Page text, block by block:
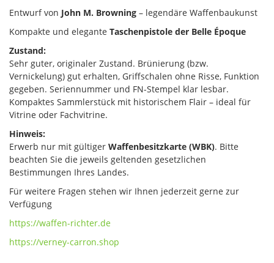
Entwurf von John M. Browning – legendäre Waffenbaukunst
Kompakte und elegante Taschenpistole der Belle Époque
Zustand:
Sehr guter, originaler Zustand. Brünierung (bzw.
Vernickelung) gut erhalten, Griffschalen ohne Risse, Funktion
gegeben. Seriennummer und FN-Stempel klar lesbar.
Kompaktes Sammlerstück mit historischem Flair – ideal für
Vitrine oder Fachvitrine.
Hinweis:
Erwerb nur mit gültiger Waffenbesitzkarte (WBK). Bitte
beachten Sie die jeweils geltenden gesetzlichen
Bestimmungen Ihres Landes.
Für weitere Fragen stehen wir Ihnen jederzeit gerne zur
Verfügung
https://waffen-richter.de
https://verney-carron.shop